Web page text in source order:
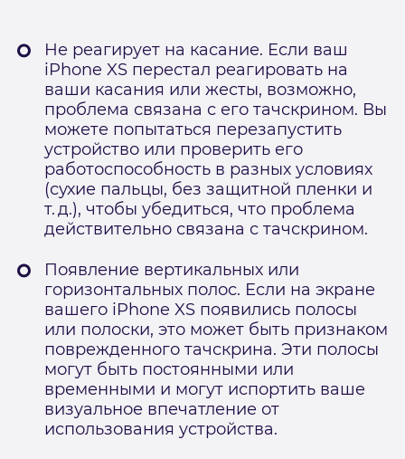
Не реагирует на касание. Если ваш
iPhone XS перестал реагировать на
ваши касания или жесты, возможно,
проблема связана с его тачскрином. Вы
можете попытаться перезапустить
устройство или проверить его
работоспособность в разных условиях
(сухие пальцы, без защитной пленки и
т. д.), чтобы убедиться, что проблема
действительно связана с тачскрином.
Появление вертикальных или
горизонтальных полос. Если на экране
вашего iPhone XS появились полосы
или полоски, это может быть признаком
поврежденного тачскрина. Эти полосы
могут быть постоянными или
временными и могут испортить ваше
визуальное впечатление от
использования устройства.